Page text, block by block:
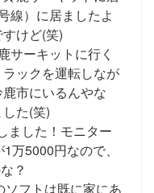
線）に居ましたよ
けど(笑)
サーキットに行く
ックを運転しなが
市にいるんやな
た(笑)
ました！モニター
万5000円なので、
な？
フトは既に家にあ